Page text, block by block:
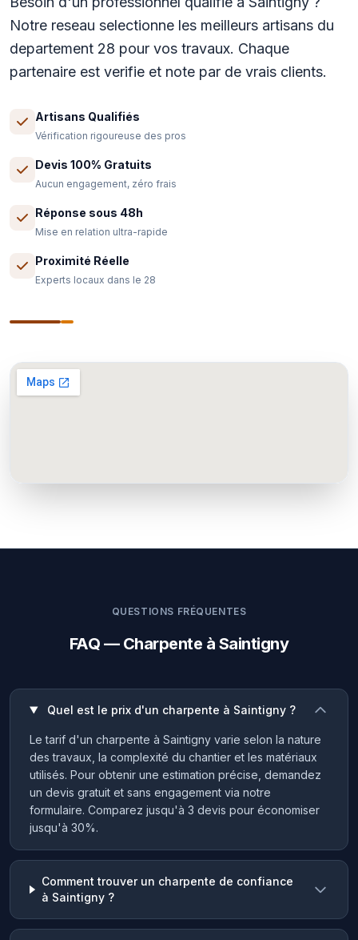
Notre reseau selectionne les meilleurs artisans du
departement 28 pour vos travaux. Chaque
partenaire est verifie et note par de vrais clients.
Artisans Qualifiés
Vérification rigoureuse des pros
Devis 100% Gratuits
Aucun engagement, zéro frais
Réponse sous 48h
Mise en relation ultra-rapide
Proximité Réelle
Experts locaux dans le 28
QUESTIONS FRÉQUENTES
FAQ — Charpente à Saintigny
Quel est le prix d'un charpente à Saintigny ?
Le tarif d'un charpente à Saintigny varie selon la nature
des travaux, la complexité du chantier et les matériaux
utilisés. Pour obtenir une estimation précise, demandez
un devis gratuit et sans engagement via notre
formulaire. Comparez jusqu'à 3 devis pour économiser
jusqu'à 30%.
Comment trouver un charpente de confiance
à Saintigny ?